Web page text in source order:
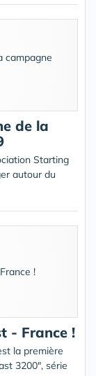
de la
Starting
autour du
- France !
la première
3200", série